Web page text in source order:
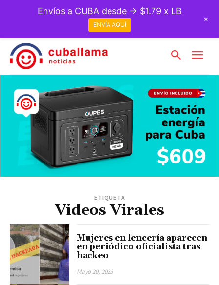
ETIQUETA
Videos Virales
Mujeres en lencería aparecen
en periódico oficialista tras
hackeo
Mayo 20, 2023
Envíos a CUBA desde → $1.79 x LB
ENVÍA AQUÍ
+